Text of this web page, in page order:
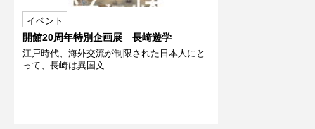
イベント
開館20周年特別企画展 長崎遊学
江戸時代、海外交流が制限された日本人にと
って、長崎は異国文…